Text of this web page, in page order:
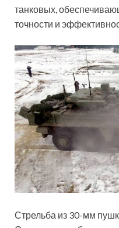
танковых,
точности и
Стрельба из 30-мм